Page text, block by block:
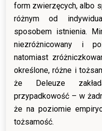
form zwierzęcych, albo
różnym od
sposobem istnienia.
niezróżnicowany i
natomiast
określone, różne i
że Deleuze
przypadkowość – w
że na poziomie
tożsamość.